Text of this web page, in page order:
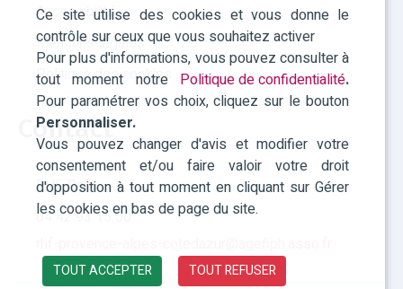
Ce site utilise des cookies et vous donne le
contrôle sur ceux que vous souhaitez activer
Pour plus d'informations, vous pouvez consulter à
tout moment notre Politique de confidentialité.
Pour paramétrer vos choix, cliquez sur le bouton
Personnaliser.
Vous pouvez changer d'avis et modifier votre
consentement et/ou faire valoir votre droit
d'opposition à tout moment en cliquant sur Gérer
les cookies en bas de page du site.
TOUT ACCEPTER
TOUT REFUSER
Accessibilité
Mentions légales
Politique des cookies
Contact
RHF Paca
04 42 93 15 50